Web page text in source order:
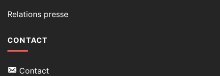
Relations presse
CONTACT
Contact